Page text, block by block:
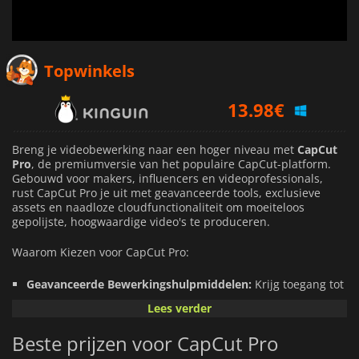
Topwinkels
13.98€
2.93€
12.81€
Breng je videobewerking naar een hoger niveau met CapCut
Pro, de premiumversie van het populaire CapCut-platform.
Gebouwd voor makers, influencers en videoprofessionals,
rust CapCut Pro je uit met geavanceerde tools, exclusieve
assets en naadloze cloudfunctionaliteit om moeiteloos
gepolijste, hoogwaardige video's te produceren.
Waarom Kiezen voor CapCut Pro:
Geavanceerde Bewerkingshulpmiddelen: Krijg toegang tot
functies van professioneel niveau, waaronder nauwkeurig
visuele effecten.
Premium Sjabloon & Effecten:Gebruik geanimeerde tekst,
Lees verder
Beste prijzen voor CapCut Pro